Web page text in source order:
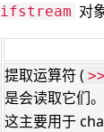
ifstream 对
提取运算符 ( >>
是会读取它们。
这主要用于